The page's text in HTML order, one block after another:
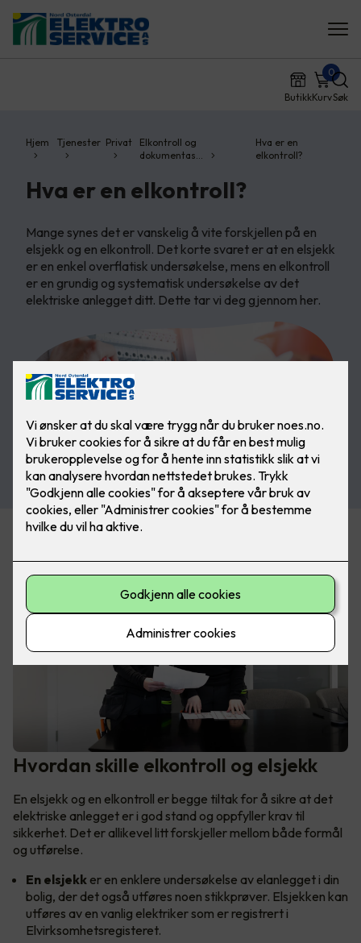
ButikkKurv
0
Søk
Hjem Tjenester Privat
Elkontroll og
dokumentas…
Hva er en
elkontroll?
Hva er en elkontroll?
Mange synes det er vanskelig å vite forskjellen på en
elsjekk og en elkontroll. Det korte svaret er at en elsjekk
er en enkel overflatisk undersøkelse, mens en elkontroll
er en grundig og systematisk undersøkelse av det
elektriske anlegget ditt. Dette tar vi deg gjennom her.
Hvordan skille elkontroll og elsjekk
En elsjekk og en elkontroll er begge tiltak for å sikre at det
elektriske anlegget er i god stand og oppfyller krav til
sikkerhet. Det er allikevel litt forskjeller mellom både formål
og utførelse.
En elsjekk er en enklere undersøkelse av elanlegget i din
bolig, der det også utføres noen stikkprøver. Elsjekken kan
utføres av en vanlig elektriker som er registrert i
Elvirksomhetsregisteret.